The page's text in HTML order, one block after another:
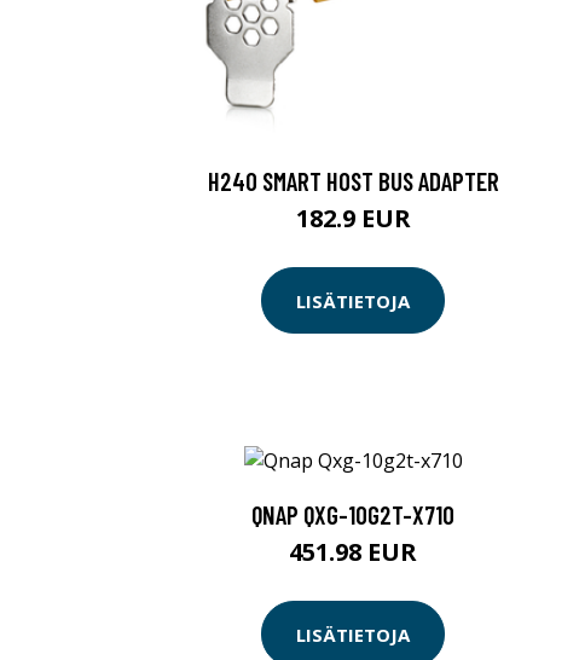
H240 SMART HOST BUS ADAPTER
182.9 EUR
LISÄTIETOJA
QNAP QXG-10G2T-X710
451.98 EUR
LISÄTIETOJA